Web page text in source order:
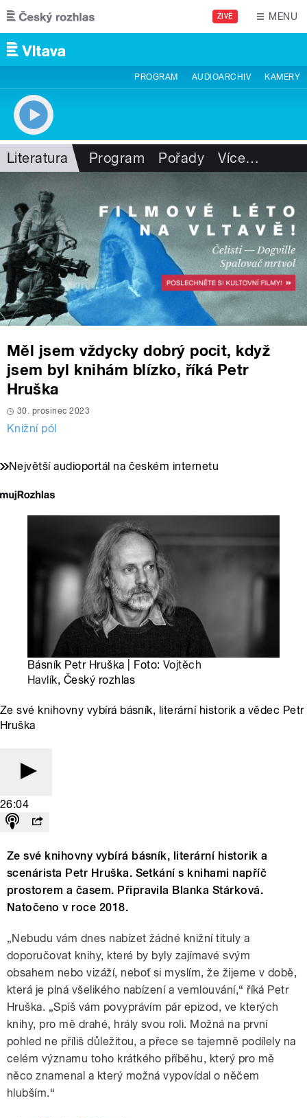
Přejít k hlavnímu obsahu
ŽIVĚ MENU
PROGRAM AUDIOARCHIV KAMERY
Literatura Program Pořady Více…
Měl jsem vždycky dobrý pocit, když
jsem byl knihám blízko, říká Petr
Hruška
30. prosinec 2023
Knižní pól
Největší audioportál na českém internetu
Básník Petr Hruška | Foto: Vojtěch
Havlík, Český rozhlas
Ze své knihovny vybírá básník, literární historik a vědec Petr
Hruška
26:04
Ze své knihovny vybírá básník, literární historik a
scenárista Petr Hruška. Setkání s knihami napříč
prostorem a časem. Připravila Blanka Stárková.
Natočeno v roce 2018.
„Nebudu vám dnes nabízet žádné knižní tituly a
doporučovat knihy, které by byly zajímavé svým
obsahem nebo vizáží, neboť si myslím, že žijeme v době,
která je plná všelikého nabízení a vemlouvání,“ říká Petr
Hruška. „Spíš vám povyprávím pár epizod, ve kterých
knihy, pro mě drahé, hrály svou roli. Možná na první
pohled ne příliš důležitou, a přece se tajemně podílely na
celém významu toho krátkého příběhu, který pro mě
něco znamenal a který možná vypovídal o něčem
hlubším.“